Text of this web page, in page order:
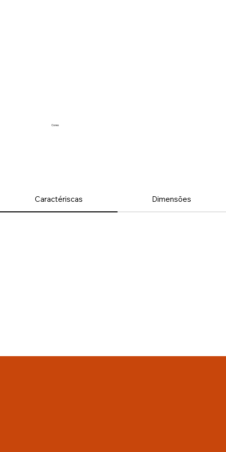
Cores
Caractériscas Dimensões